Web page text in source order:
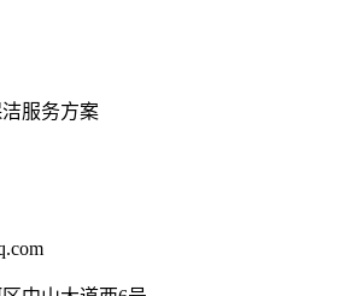
服务方案